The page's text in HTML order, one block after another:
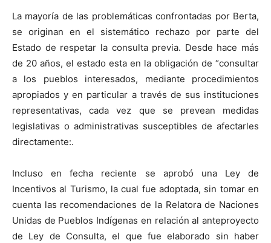
La mayoría de las problemáticas confrontadas por Berta,
se originan en el sistemático rechazo por parte del
Estado de respetar la consulta previa. Desde hace más
de 20 años, el estado esta en la obligación de “consultar
a los pueblos interesados, mediante procedimientos
apropiados y en particular a través de sus instituciones
representativas, cada vez que se prevean medidas
legislativas o administrativas susceptibles de afectarles
directamente:.
Incluso en fecha reciente se aprobó una Ley de
Incentivos al Turismo, la cual fue adoptada, sin tomar en
cuenta las recomendaciones de la Relatora de Naciones
Unidas de Pueblos Indígenas en relación al anteproyecto
de Ley de Consulta, el que fue elaborado sin haber